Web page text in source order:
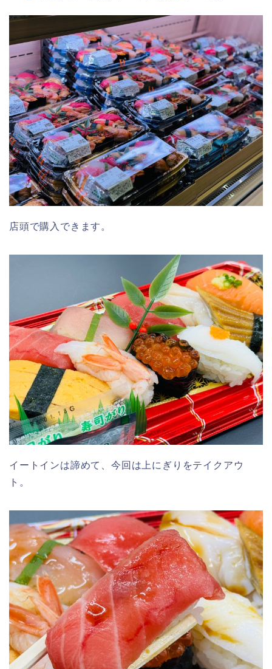
店頭で購入できます。
イートインは諦めて、今回は上にぎりをテイクアウ
ト。